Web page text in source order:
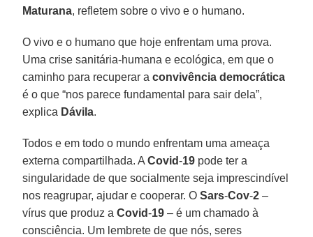
Maturana, refletem sobre o vivo e o humano.
O vivo e o humano que hoje enfrentam uma prova.
Uma crise sanitária-humana e ecológica, em que o
caminho para recuperar aconvivência democrática
é o que “nos parece fundamental para sair dela”,
explica Dávila.
Todos e em todo o mundo enfrentam uma ameaça
externa compartilhada. ACovid-19 pode ter a
singularidade de que socialmente seja imprescindível
nos reagrupar, ajudar e cooperar. OSars-Cov-2 –
vírus que produz aCovid-19 – é um chamado à
consciência. Um lembrete de que nós, seres